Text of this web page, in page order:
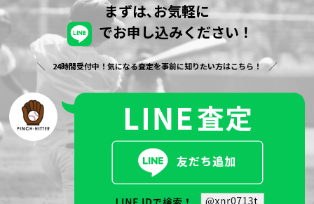
まずは､お気軽に
でお申し込みください！
24時間受付中！気になる査定を事前に知りたい方はこちら！